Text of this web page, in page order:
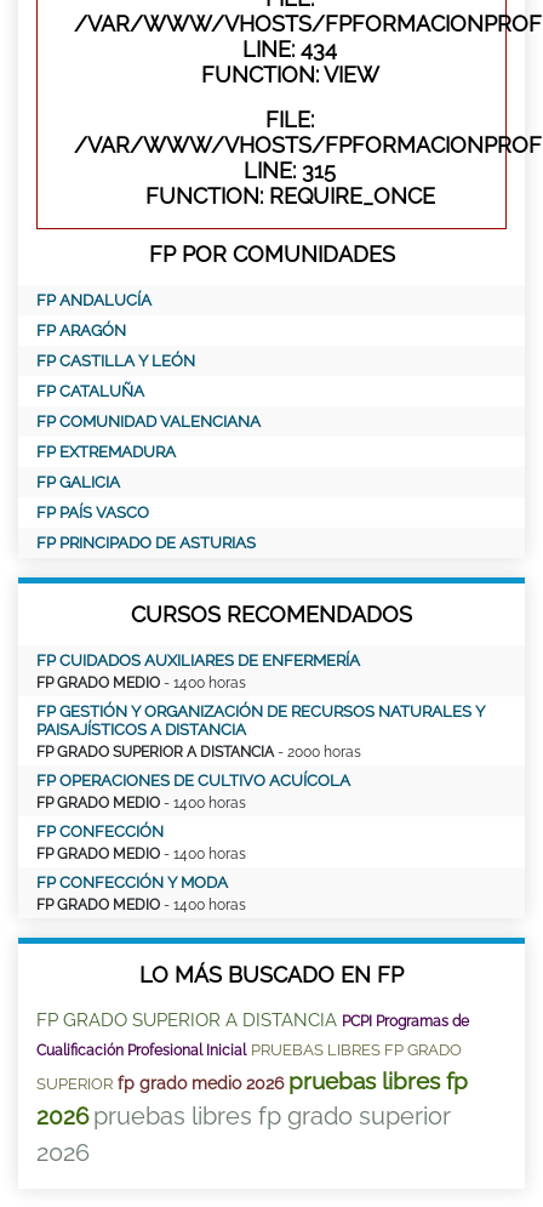
/VAR/WWW/VHOSTS/
LINE: 434
FUNCTION: VIEW
FILE:
/VAR/WWW/VHOSTS/
LINE: 315
FUNCTION: REQUIRE_ONCE
FP POR COMUNIDADES
FP ANDALUCÍA
FP ARAGÓN
FP CASTILLA Y LEÓN
FP CATALUÑA
FP COMUNIDAD VALENCIANA
FP EXTREMADURA
FP GALICIA
FP PAÍS VASCO
FP PRINCIPADO DE ASTURIAS
CURSOS RECOMENDADOS
FP CUIDADOS AUXILIARES DE ENFERMERÍA
FP GRADO MEDIO - 1400 horas
FP GESTIÓN Y ORGANIZACIÓN DE RECURSOS NATURALES Y
PAISAJÍSTICOS A DISTANCIA
FP GRADO SUPERIOR A DISTANCIA- 2000 horas
FP OPERACIONES DE CULTIVO ACUÍCOLA
FP GRADO MEDIO - 1400 horas
FP CONFECCIÓN
FP GRADO MEDIO - 1400 horas
FP CONFECCIÓN Y MODA
FP GRADO MEDIO - 1400 horas
LO MÁS BUSCADO EN FP
FP GRADO SUPERIOR A DISTANCIA PCPI Programas de
Cualificación Profesional Inicial PRUEBAS LIBRES FP GRADO
SUPERIOR fp grado medio 2026 pruebas libres fp
2026 pruebas libres fp grado superior
2026